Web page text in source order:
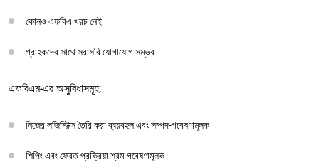
কোনও এফবিএ খরচ নেই
গ্রাহকদের সাথে সরাসরি যোগাযোগ সম্ভব
এফবিএম-এর অসুবিধাসমূহ:
নিজের লজিস্টিক্স তৈরি করা ব্যয়বহুল এবং সম্পদ-গবেষণামূলক
শিপিং এবং ফেরত প্রক্রিয়া শ্রম-গবেষণামূলক